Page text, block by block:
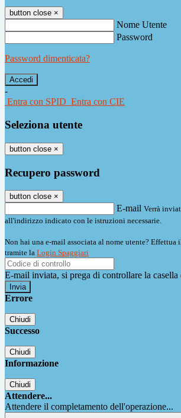
button close ×
Nome Utente
Password
Password dimenticata?
-
Entra con SPID Entra con CIE
Seleziona utente
button close ×
Recupero password
button close ×
E-mail Verrà
all'indirizzo indicato con le istruzioni necessarie.
Non hai una e-mail associata al nome utente? Effettua
tramite la Login Spaggiari
E-mail inviata, si prega di controllare la casella
Errore
Chiudi
Successo
Chiudi
Informazione
Chiudi
Attendere...
Attendere il completamento dell'operazione...